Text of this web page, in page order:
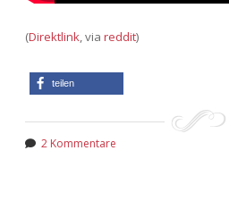
(Direktlink, via reddit)
teilen
2 Kommentare